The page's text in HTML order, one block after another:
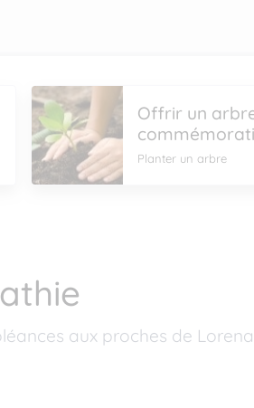
Offrir un
Planter un arbre
aux proches de